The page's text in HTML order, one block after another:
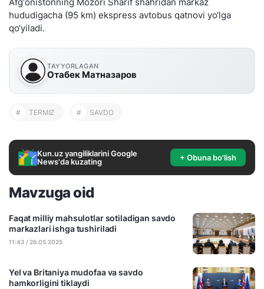
Afg‘onistonning Mozori Sharif shahridan markaz
hududigacha (95 km) ekspress avtobus qatnovi yo‘lga
qo‘yiladi.
TAYYORLAGAN
Отабек Матназаров
# TERMIZ # SAVDO
Kun.uz yangiliklarini Google
News'da kuzating
+ Obuna bo'lish
Mavzuga oid
Faqat milliy mahsulotlar sotiladigan savdo
markazlari ishga tushiriladi
11:43 / 26.05.2025
YeI va Britaniya mudofaa va savdo
hamkorligini tiklaydi